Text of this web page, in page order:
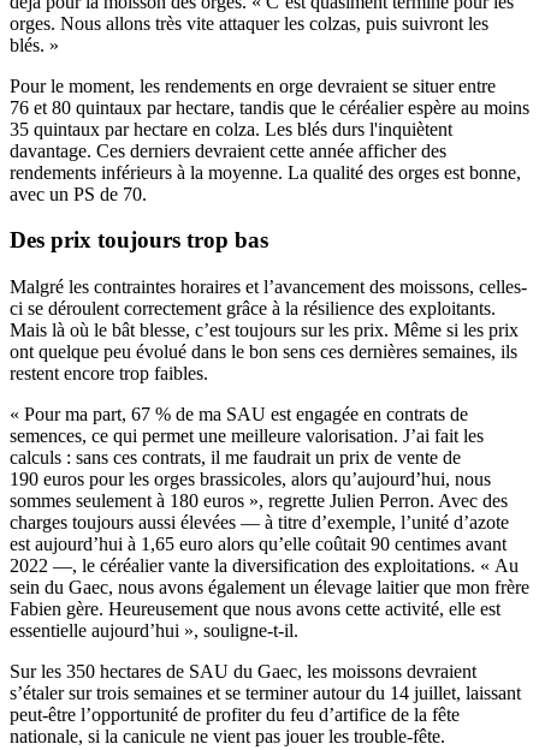
orges. Nous allons très vite attaquer les colzas, puis suivront les
blés. »
Pour le moment, les rendements en orge devraient se situer entre
76 et 80 quintaux par hectare, tandis que le céréalier espère au moins
35 quintaux par hectare en colza. Les blés durs l'inquiètent
davantage. Ces derniers devraient cette année afficher des
rendements inférieurs à la moyenne. La qualité des orges est bonne,
avec un PS de 70.
Des prix toujours trop bas
Malgré les contraintes horaires et l’avancement des moissons, celles-
ci se déroulent correctement grâce à la résilience des exploitants.
Mais là où le bât blesse, c’est toujours sur les prix. Même si les prix
ont quelque peu évolué dans le bon sens ces dernières semaines, ils
restent encore trop faibles.
« Pour ma part, 67 % de ma SAU est engagée en contrats de
semences, ce qui permet une meilleure valorisation. J’ai fait les
calculs : sans ces contrats, il me faudrait un prix de vente de
190 euros pour les orges brassicoles, alors qu’aujourd’hui, nous
sommes seulement à 180 euros », regrette Julien Perron. Avec des
charges toujours aussi élevées — à titre d’exemple, l’unité d’azote
est aujourd’hui à 1,65 euro alors qu’elle coûtait 90 centimes avant
2022 —, le céréalier vante la diversification des exploitations. « Au
sein du Gaec, nous avons également un élevage laitier que mon frère
Fabien gère. Heureusement que nous avons cette activité, elle est
essentielle aujourd’hui », souligne-t-il.
Sur les 350 hectares de SAU du Gaec, les moissons devraient
s’étaler sur trois semaines et se terminer autour du 14 juillet, laissant
peut-être l’opportunité de profiter du feu d’artifice de la fête
nationale, si la canicule ne vient pas jouer les trouble-fête.